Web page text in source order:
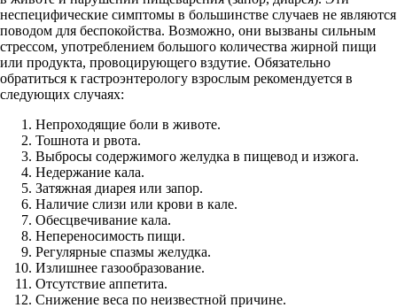
неспецифические симптомы в большинстве случаев не являются
поводом для беспокойства. Возможно, они вызваны сильным
стрессом, употреблением большого количества жирной пищи
или продукта, провоцирующего вздутие. Обязательно
обратиться к гастроэнтерологу взрослым рекомендуется в
следующих случаях:
Непроходящие боли в животе.
Тошнота и рвота.
Выбросы содержимого желудка в пищевод и изжога.
Недержание кала.
Затяжная диарея или запор.
Наличие слизи или крови в кале.
Обесцвечивание кала.
Непереносимость пищи.
Регулярные спазмы желудка.
Излишнее газообразование.
Отсутствие аппетита.
Снижение веса по неизвестной причине.